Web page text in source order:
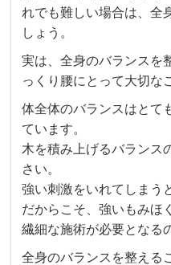
れでも難しい場合は、全
しょう。
実は、全身のバランスを
っくり腰にとって大切な
体全体のバランスはとて
ています。
木を積み上げるバランス
さい。
強い刺激をいれてしまう
だからこそ、強いもみほ
繊細な施術が必要となる
全身のバランスを整える